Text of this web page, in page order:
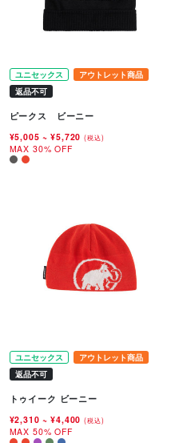
ユニセックス
アウトレット商品
返品不可
ピークス ビーニー
¥5,005~ ¥5,720(税込)
MAX 30% OFF
ユニセックス
アウトレット商品
返品不可
トゥイーク ビーニー
¥2,310~ ¥4,400(税込)
MAX 50% OFF